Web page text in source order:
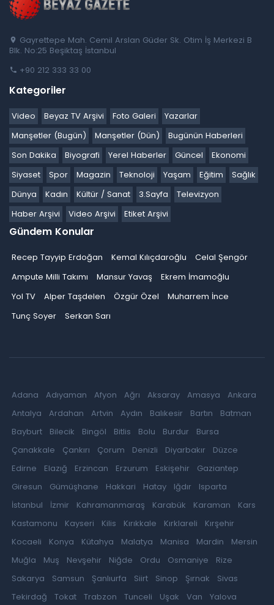
Gayrettepe Mah. Cemil Arslan Güder Sk. Otim İş Merkezi B
Blk. No:25 Beşiktaş İstanbul
+90 212 333 33 00
Kategoriler
Video Beyaz TV Arşivi Foto Galeri
Yazarlar
Manşetler (Bugün)
Manşetler (Dün)
Bugünün Haberleri
Son Dakika
Biyografi Yerel Haberler Güncel
Ekonomi
Siyaset
Spor Magazin Teknoloji Yaşam Eğitim
Sağlık
Dünya
Kadın Kültür / Sanat 3.Sayfa
Televizyon
Haber Arşivi
Video Arşivi Etiket Arşivi
Gündem Konular
Recep Tayyip Erdoğan Kemal Kılıçdaroğlu
Celal Şengör
Ampute Milli Takımı
Mansur Yavaş
Ekrem İmamoğlu
Yol TV
Alper Taşdelen Özgür Özel
Muharrem İnce
Tunç Soyer
Serkan Sarı
Adana Adıyaman Afyon Ağrı Aksaray Amasya
Ankara
Antalya
Ardahan Artvin Aydın Balıkesir Bartın
Batman
Bayburt
Bilecik Bingöl Bitlis Bolu Burdur
Bursa
Çanakkale
Çankırı Çorum Denizli Diyarbakır
Düzce
Edirne
Elazığ Erzincan Erzurum Eskişehir
Gaziantep
Giresun
Gümüşhane Hakkari Hatay Iğdır
Isparta
İstanbul
İzmir Kahramanmaraş Karabük Karaman
Kars
Kastamonu
Kayseri Kilis Kırıkkale Kırklareli
Kırşehir
Kocaeli
Konya Kütahya Malatya Manisa Mardin
Mersin
Muğla
Muş Nevşehir Niğde Ordu Osmaniye
Rize
Sakarya
Samsun Şanlıurfa Siirt Sinop Şırnak
Sivas
Tekirdağ
Tokat Trabzon Tunceli Uşak Van
Yalova